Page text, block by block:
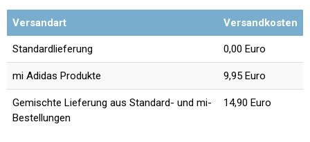
Versandart Versandkosten
Standardlieferung 0,00 Euro
mi Adidas Produkte 9,95 Euro
Gemischte Lieferung aus Standard- und mi-
Bestellungen
14,90 Euro